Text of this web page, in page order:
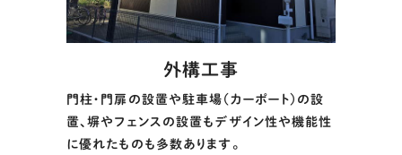
外構工事
門柱・門扉の設置や駐車場（カーポート）の設
置、塀やフェンスの設置もデザイン性や機能性
に優れたものも多数あります。